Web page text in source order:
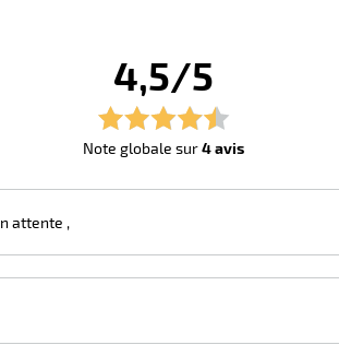
4,5/5
Note globale sur4 avis
attente ,